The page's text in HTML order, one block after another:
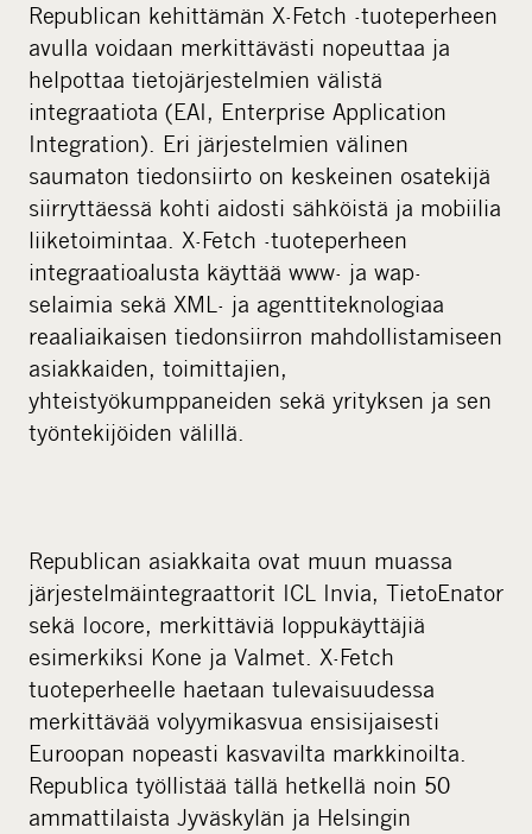
Republican kehittämän X-Fetch -tuoteperheen
avulla voidaan merkittävästi nopeuttaa ja
helpottaa tietojärjestelmien välistä
integraatiota (EAI, Enterprise Application
Integration). Eri järjestelmien välinen
saumaton tiedonsiirto on keskeinen osatekijä
siirryttäessä kohti aidosti sähköistä ja mobiilia
liiketoimintaa. X-Fetch -tuoteperheen
integraatioalusta käyttää www- ja wap-
selaimia sekä XML- ja agenttiteknologiaa
reaaliaikaisen tiedonsiirron mahdollistamiseen
asiakkaiden, toimittajien,
yhteistyökumppaneiden sekä yrityksen ja sen
työntekijöiden välillä.
Republican asiakkaita ovat muun muassa
järjestelmäintegraattorit ICL Invia, TietoEnator
sekä Iocore, merkittäviä loppukäyttäjiä
esimerkiksi Kone ja Valmet. X-Fetch
tuoteperheelle haetaan tulevaisuudessa
merkittävää volyymikasvua ensisijaisesti
Euroopan nopeasti kasvavilta markkinoilta.
Republica työllistää tällä hetkellä noin 50
ammattilaista Jyväskylän ja Helsingin